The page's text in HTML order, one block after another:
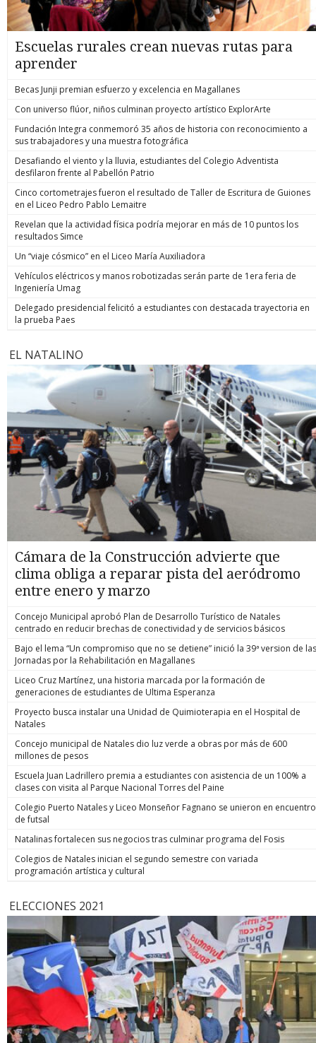
Escuelas rurales crean nuevas rutas para
aprender
Becas Junji premian esfuerzo y excelencia en Magallanes
Con universo flúor, niños culminan proyecto artístico ExplorArte
Fundación Integra conmemoró 35 años de historia con reconocimiento a
sus trabajadores y una muestra fotográfica
Desafiando el viento y la lluvia, estudiantes del Colegio Adventista
desfilaron frente al Pabellón Patrio
Cinco cortometrajes fueron el resultado de Taller de Escritura de Guiones
en el Liceo Pedro Pablo Lemaitre
Revelan que la actividad física podría mejorar en más de 10 puntos los
resultados Simce
Un “viaje cósmico” en el Liceo María Auxiliadora
Vehículos eléctricos y manos robotizadas serán parte de 1era feria de
Ingeniería Umag
Delegado presidencial felicitó a estudiantes con destacada trayectoria en
la prueba Paes
EL NATALINO
Cámara de la Construcción advierte que
clima obliga a reparar pista del aeródromo
entre enero y marzo
Concejo Municipal aprobó Plan de Desarrollo Turístico de Natales
centrado en reducir brechas de conectividad y de servicios básicos
Bajo el lema “Un compromiso que no se detiene” inició la 39ª version de las
Jornadas por la Rehabilitación en Magallanes
Liceo Cruz Martínez, una historia marcada por la formación de
generaciones de estudiantes de Ultima Esperanza
Proyecto busca instalar una Unidad de Quimioterapia en el Hospital de
Natales
Concejo municipal de Natales dio luz verde a obras por más de 600
millones de pesos
Escuela Juan Ladrillero premia a estudiantes con asistencia de un 100% a
clases con visita al Parque Nacional Torres del Paine
Colegio Puerto Natales y Liceo Monseñor Fagnano se unieron en encuentro
de futsal
Natalinas fortalecen sus negocios tras culminar programa del Fosis
Colegios de Natales inician el segundo semestre con variada
programación artística y cultural
ELECCIONES 2021